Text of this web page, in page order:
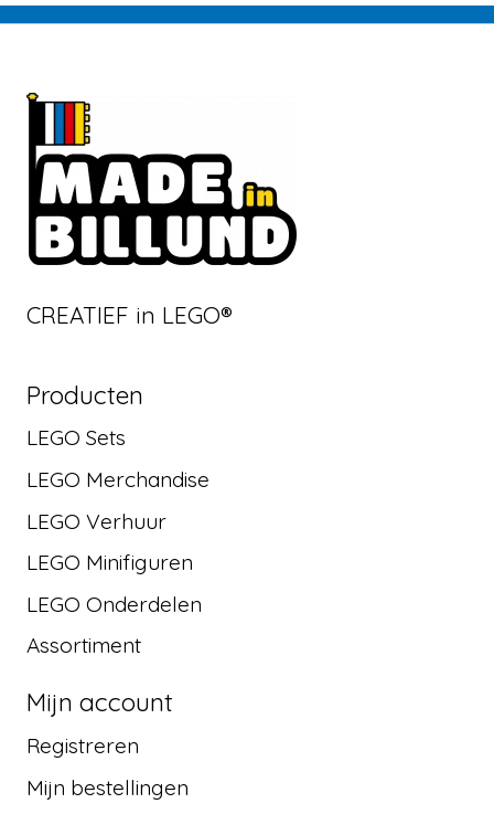
CREATIEF in LEGO®
Producten
LEGO Sets
LEGO Merchandise
LEGO Verhuur
LEGO Minifiguren
LEGO Onderdelen
Assortiment
Mijn account
Registreren
Mijn bestellingen